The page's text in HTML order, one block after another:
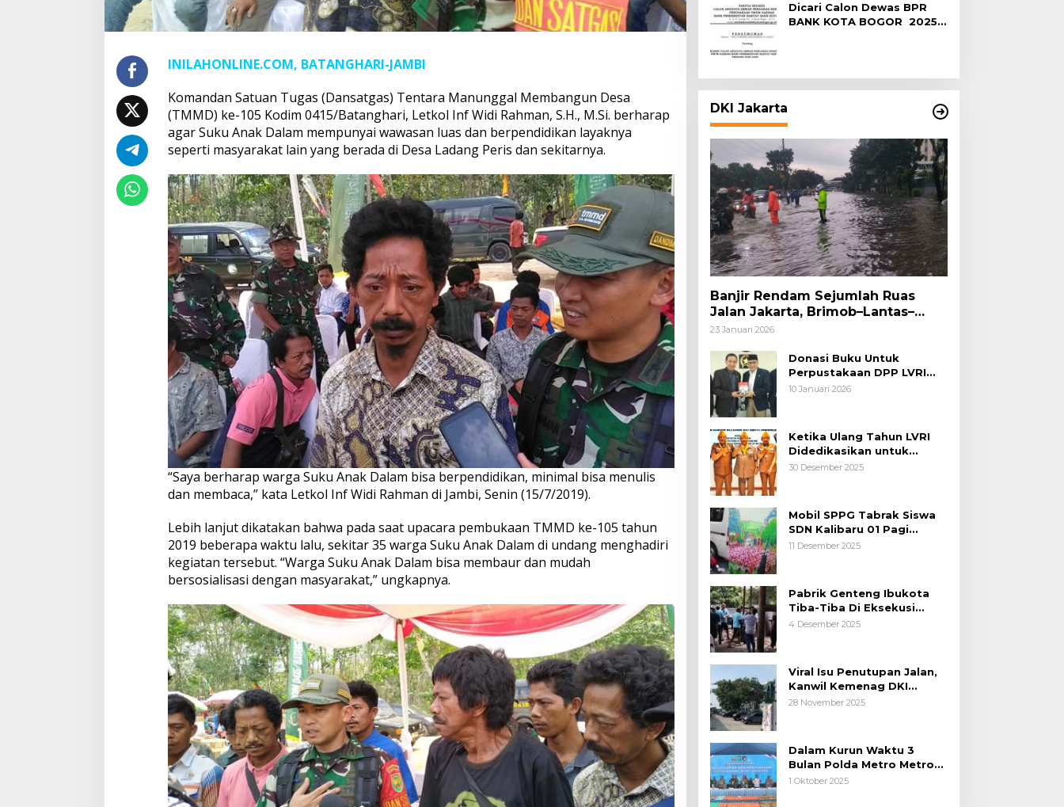
INILAHONLINE.COM, BATANGHARI-JAMBI
Komandan Satuan Tugas (Dansatgas) Tentara Manunggal Membangun Desa
(TMMD) ke-105 Kodim 0415/Batanghari, Letkol Inf Widi Rahman, S.H., M.Si. berharap
agar Suku Anak Dalam mempunyai wawasan luas dan berpendidikan layaknya
seperti masyarakat lain yang berada di Desa Ladang Peris dan sekitarnya.
“Saya berharap warga Suku Anak Dalam bisa berpendidikan, minimal bisa menulis
dan membaca,” kata Letkol Inf Widi Rahman di Jambi, Senin (15/7/2019).
Lebih lanjut dikatakan bahwa pada saat upacara pembukaan TMMD ke-105 tahun
2019 beberapa waktu lalu, sekitar 35 warga Suku Anak Dalam di undang menghadiri
kegiatan tersebut. “Warga Suku Anak Dalam bisa membaur dan mudah
bersosialisasi dengan masyarakat,” ungkapnya.
Dicari Calon Dewas BPR
BANK KOTA BOGOR 2025-
DKI Jakarta
Banjir Rendam Sejumlah Ruas
Jalan Jakarta, Brimob–Lantas–
Polair PMJ Bergerak Cepat, Polri
Nasional
23 Januari 2026
Donasi Buku Untuk
Perpustakaan DPP LVRI
Terus Mengalir
10 Januari 2026
Ketika Ulang Tahun LVRI
Didedikasikan untuk
Kemanusiaan
30 Desember 2025
Mobil SPPG Tabrak Siswa
SDN Kalibaru 01 Pagi
Cilincing Jakarta Utara
11 Desember 2025
Pabrik Genteng Ibukota
Tiba-Tiba Di Eksekusi
Jurusita Pengadilan Negeri
4 Desember 2025
Viral Isu Penutupan Jalan,
Kanwil Kemenag DKI
Jakarta Luruskan Fakta
28 November 2025
Dalam Kurun Waktu 3
Bulan Polda Metro Metro
Ungkap 1,14 Ton Narkoba
1 Oktober 2025